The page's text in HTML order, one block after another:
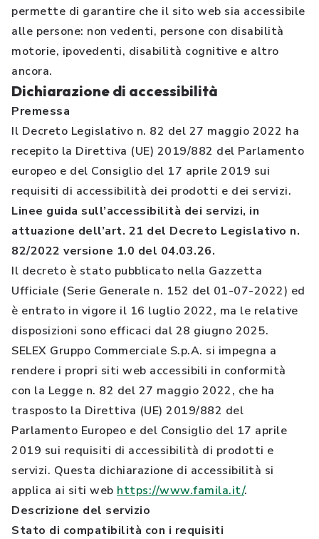
permette di garantire che il sito web sia accessibile
alle persone: non vedenti, persone con disabilità
motorie, ipovedenti, disabilità cognitive e altro
ancora.
Dichiarazione di accessibilità
Premessa
Il Decreto Legislativo n. 82 del 27 maggio 2022 ha
recepito la Direttiva (UE) 2019/882 del Parlamento
europeo e del Consiglio del 17 aprile 2019 sui
requisiti di accessibilità dei prodotti e dei servizi.
Linee guida sull’accessibilità dei servizi, in
attuazione dell’art. 21 del Decreto Legislativo n.
82/2022 versione 1.0 del 04.03.26.
Il decreto è stato pubblicato nella Gazzetta
Ufficiale (Serie Generale n. 152 del 01-07-2022) ed
è entrato in vigore il 16 luglio 2022, ma le relative
disposizioni sono efficaci dal 28 giugno 2025.
SELEX Gruppo Commerciale S.p.A. si impegna a
rendere i propri siti web accessibili in conformità
con la Legge n. 82 del 27 maggio 2022, che ha
trasposto la Direttiva (UE) 2019/882 del
Parlamento Europeo e del Consiglio del 17 aprile
2019 sui requisiti di accessibilità di prodotti e
servizi. Questa dichiarazione di accessibilità si
applica ai siti web https://www.famila.it/.
Descrizione del servizio
Stato di compatibilità con i requisiti